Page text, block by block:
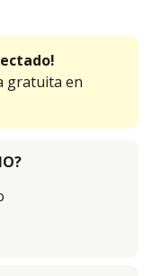
gratuita en